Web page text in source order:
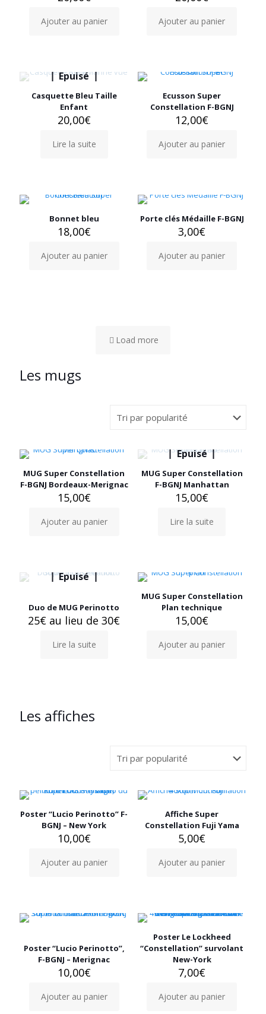
Ajouter au panier Ajouter au panier
Epuisé
Casquette Bleu Taille
Enfant
20,00€
Lire la suite
Ecusson Super
Constellation F-BGNJ
12,00€
Ajouter au panier
Bonnet bleu
18,00€
Ajouter au panier
Porte clés Médaille F-BGNJ
3,00€
Ajouter au panier
Load more
Les mugs
MUG Super Constellation
F-BGNJ Bordeaux-Merignac
15,00€
Ajouter au panier
Epuisé
MUG Super Constellation
F-BGNJ Manhattan
15,00€
Lire la suite
Epuisé
Duo de MUG Perinotto
25€ au lieu de 30€
Lire la suite
MUG Super Constellation
Plan technique
15,00€
Ajouter au panier
Les affiches
Poster “Lucio Perinotto” F-
BGNJ – New York
10,00€
Ajouter au panier
Affiche Super
Constellation Fuji Yama
5,00€
Ajouter au panier
Poster “Lucio Perinotto”,
F-BGNJ – Merignac
10,00€
Ajouter au panier
Poster Le Lockheed
“Constellation” survolant
New-York
7,00€
Ajouter au panier